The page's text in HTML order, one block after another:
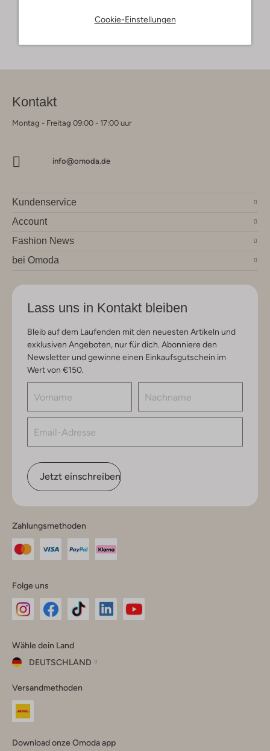
Cookie-Einstellungen
Kontakt
Montag - Freitag 09:00 - 17:00 uur
info@omoda.de
Kundenservice
Account
Fashion News
bei Omoda
Lass uns in Kontakt bleiben
Bleib auf dem Laufenden mit den neuesten Artikeln und
exklusiven Angeboten, nur für dich. Abonniere den
Newsletter und gewinne einen Einkaufsgutschein im
Wert von €150.
Jetzt einschreiben
Zahlungsmethoden
Folge uns
Instagram
Facebook
TikTok
Wähle dein Land
DEUTSCHLAND
dein
Land
Versandmethoden
Download onze Omoda app